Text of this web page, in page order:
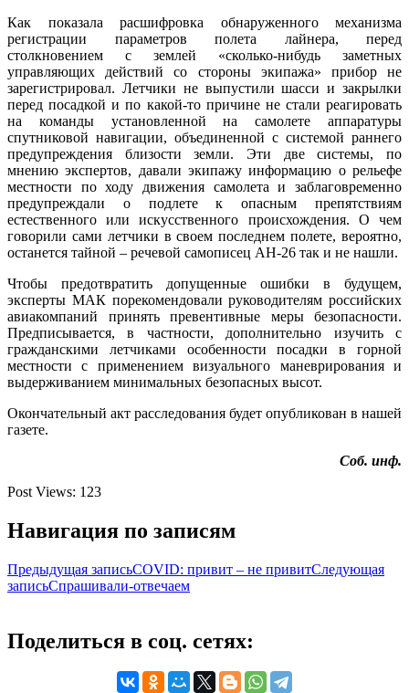
Как показала расшифровка обнаруженного механизма
регистрации параметров полета лайнера, перед
столкновением с землей «сколько-нибудь заметных
управляющих действий со стороны экипажа» прибор не
зарегистрировал. Летчики не выпустили шасси и закрылки
перед посадкой и по какой-то причине не стали реагировать
на команды установленной на самолете аппаратуры
спутниковой навигации, объединенной с системой раннего
предупреждения близости земли. Эти две системы, по
мнению экспертов, давали экипажу информацию о рельефе
местности по ходу движения самолета и заблаговременно
предупреждали о подлете к опасным препятствиям
естественного или искусственного происхождения. О чем
говорили сами летчики в своем последнем полете, вероятно,
останется тайной – речевой самописец АН-26 так и не нашли.
Чтобы предотвратить допущенные ошибки в будущем,
эксперты МАК порекомендовали руководителям российских
авиакомпаний принять превентивные меры безопасности.
Предписывается, в частности, дополнительно изучить с
гражданскими летчиками особенности посадки в горной
местности с применением визуального маневрирования и
выдерживанием минимальных безопасных высот.
Окончательный акт расследования будет опубликован в нашей
газете.
Соб. инф.
Post Views: 123
Навигация по записям
Предыдущая записьCOVID: привит – не привитСледующая
записьСпрашивали-отвечаем
Поделиться в соц. сетях: